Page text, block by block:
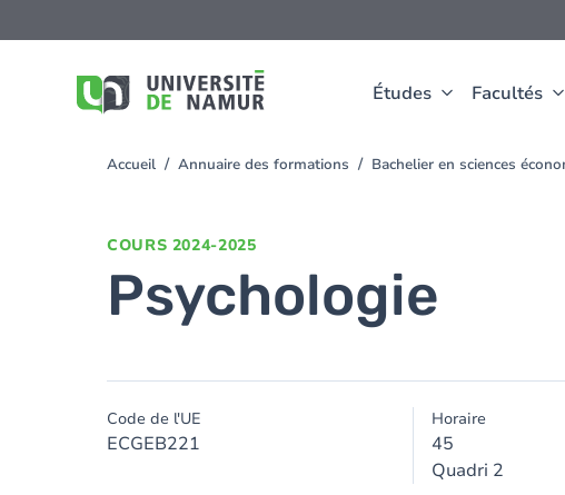
Études Facultés
au
You
Accueil Annuaire des formations Bachelier en sciences
COURS 2024-2025
Psychologie
Code de l'UE
ECGEB221
Horaire
45
Quadri 2